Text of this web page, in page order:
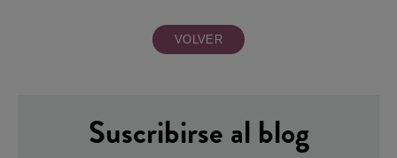
VOLVER
Suscribirse al blog